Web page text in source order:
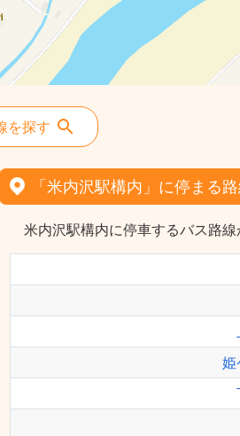
を探す
「米内沢駅構内」に停まる
米内沢駅構内に停車するバス路
姫